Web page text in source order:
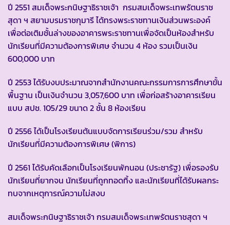
ปี 2551 สมเด็จพระกนิษฐาธิราชเจ้า กรมสมเด็จพระเทพรัตนราช
สุดา ฯ สยามบรมราชกุมารี ได้ทรงพระราชทานเงินส่วนพระองค์
เพื่อต่อเติมชั้นล่างของอาคารพระราชทานเพื่อจัดเป็นห้องสำหรับ
นักเรียนที่มีความต้องการพิเศษ จำนวน 4 ห้อง รวมเป็นเงิน
600,000 บาท
ปี 2553 ได้รับงบประมาณจากสำนักงานคณะกรรมการการศึกษาขั้น
พื้นฐาน เป็นเงินจำนวน 3,057,600 บาท เพื่อก่อสร้างอาคารเรียน
แบบ สปช. 105/29 ขนาด 2 ชั้น 8 ห้องเรียน
ปี 2556 ได้เป็นโรงเรียนต้นแบบจัดการเรียนร่วม/รวม สำหรับ
นักเรียนที่มีความต้องการพิเศษ (พิการ)
ปี 2561 ได้รับคัดเลือกเป็นโรงเรียนพักนอน (ประชารัฐ) เพื่อรองรับ
นักเรียนที่ยากจน นักเรียนที่ถูกทอดทิ้ง และนักเรียนที่ได้รับผลกระ
ทบจากเหตุการณ์ความไม่สงบ
สมเด็จพระกนิษฐาธิราชเจ้า กรมสมเด็จพระเทพรัตนราชสุดา ฯ